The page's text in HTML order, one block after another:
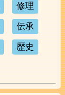
修理
伝承
歴史